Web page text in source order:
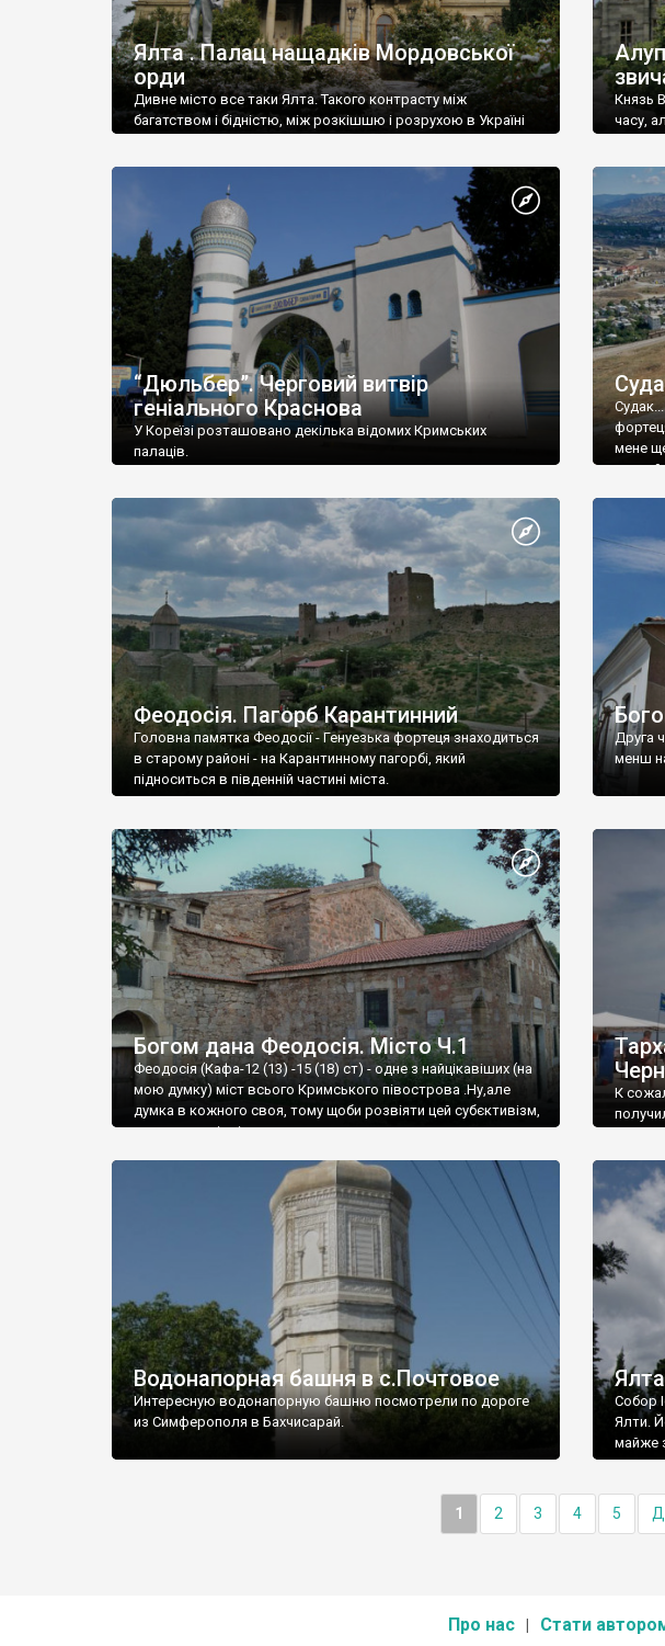
Ялта . Палац нащадків Мордовської
орди
Дивне місто все таки Ялта. Такого контрасту між
багатством і бідністю, між розкішшю і розрухою в Україні
Князь
часу,
“Дюльбер”. Черговий витвір
геніального Краснова
У Кореїзі розташовано декілька відомих Кримських
палаців.
мене
Феодосія. Пагорб Карантинний
Головна памятка Феодосії - Генуезька фортеця знаходиться
в старому районі - на Карантинному пагорбі, який
підноситься в південній частині міста.
Друга
менш
Богом дана Феодосія. Місто Ч.1
Феодосія (Кафа-12 (13) -15 (18) ст) - одне з найцікавіших (на
мою думку) міст всього Кримського півострова .Ну,але
думка в кожного своя, тому щоби розвіяти цей субєктивізм,
запрошую відвідати це
К
Водонапорная башня в с.Почтовое
Интересную водонапорную башню посмотрели по дороге
из Симферополя в Бахчисарай.
Собор
Ялти.
майже
1 2 3 4 5
Про нас Стати